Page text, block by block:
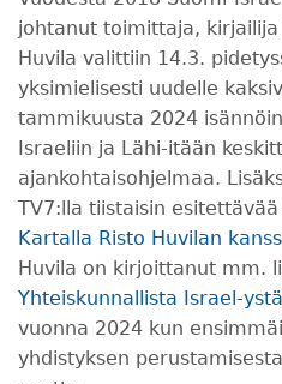
johtanut toimittaja,
Huvila valittiin 14.3.
yksimielisesti uudelle
tammikuusta 2024
Israeliin ja Lähi-itään
ajankohtaisohjelmaa.
TV7:lla tiistaisin
Kartalla Risto Huvilan
Huvila on kirjoittanut mm.
Yhteiskunnallista Israel-
vuonna 2024 kun
yhdistyksen